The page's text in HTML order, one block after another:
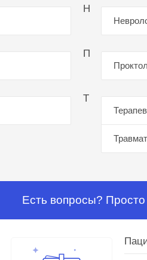
Н
П
Т
Есть вопросы?